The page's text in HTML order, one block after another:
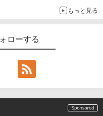
もっと見る
ローする